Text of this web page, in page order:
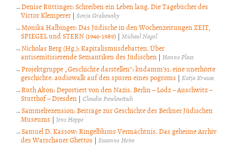
Denise Rüttinger: Schreiben ein Leben lang. Die Tagebücher des
Victor Klemperer | Sonja Grabowsky
Monika Halbinger: Das Jüdische in den Wochenzeitungen ZEIT,
SPIEGEL und STERN (1946-1989) | Michael Nagel
Nicholas Berg (Hg.): Kapitalismusdebatten. Über
antisemitisierende Semantiken des Jüdischen | Hanno Plass
Projektgruppe „Geschichte darstellen“: kudamm’31. eine unerhörte
geschichte. audiowalk auf den spuren eines pogroms | Katja Krause
Ruth Alton: Deportiert von den Nazis. Berlin – Lodz – Auschwitz –
Stutthof – Dresden | Claudia Pawlowitsch
Sammelrezension: Beiträge zur Geschichte des Berliner Jüdischen
Museums | Jens Hoppe
Samuel D. Kassow: Ringelblums Vermächtnis. Das geheime Archiv
des Warschauer Ghettos | Susanne Heim